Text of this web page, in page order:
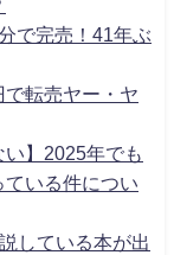
で完売！41年ぶ
で転売ヤー・ヤ
い】2025年でも
いる件につい
している本が出